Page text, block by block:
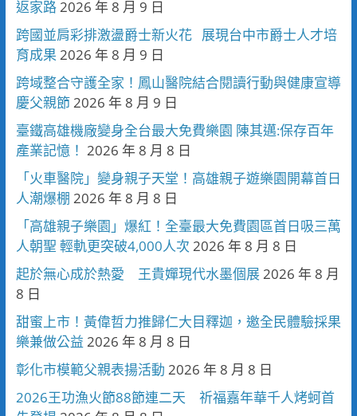
返家路2026 年 8 月 9 日
跨國並肩彩排激盪爵士新火花 展現台中市爵士人才培
育成果 2026 年 8 月 9 日
跨域整合守護全家！鳳山醫院結合閱讀行動與健康宣導
慶父親節2026 年 8 月 9 日
臺鐵高雄機廠變身全台最大免費樂園 陳其邁:保存百年
產業記憶！ 2026 年 8 月 8 日
「火車醫院」變身親子天堂！高雄親子遊樂園開幕首日
人潮爆棚 2026 年 8 月 8 日
「高雄親子樂園」爆紅！全臺最大免費園區首日吸三萬
人朝聖 輕軌更突破4,000人次 2026 年 8 月 8 日
起於無心成於熱愛 王貴嬋現代水墨個展2026 年 8 月
8 日
甜蜜上市！黃偉哲力推歸仁大目釋迦，邀全民體驗採果
樂兼做公益 2026 年 8 月 8 日
彰化市模範父親表揚活動 2026 年 8 月 8 日
2026王功漁火節88節連二天 祈福嘉年華千人烤蚵首